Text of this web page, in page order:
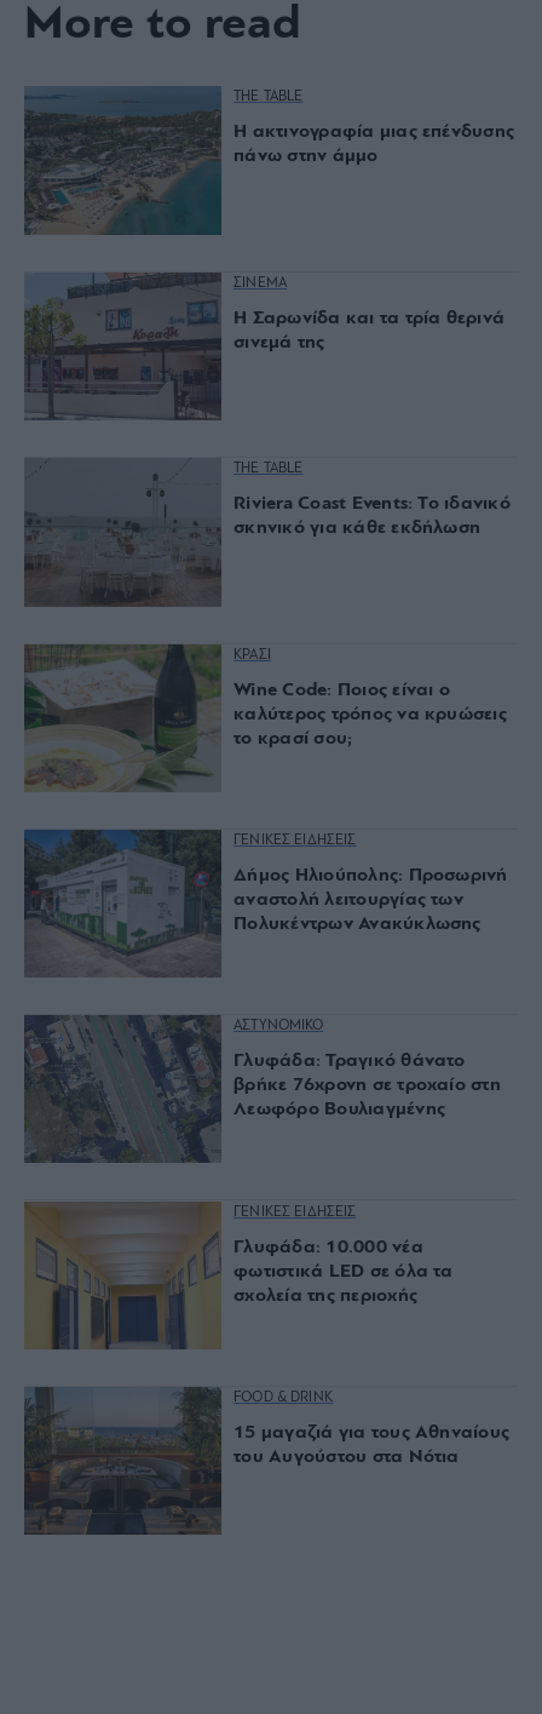
More to read
THE TABLE
Η ακτινογραφία μιας επένδυσης
πάνω στην άμμο
ΣΙΝΕΜΑ
Η Σαρωνίδα και τα τρία θερινά
σινεμά της
THE TABLE
Riviera Coast Events: Το ιδανικό
σκηνικό για κάθε εκδήλωση
ΚΡΑΣΙ
Wine Code: Ποιος είναι ο
καλύτερος τρόπος να κρυώσεις
το κρασί σου;
ΓΕΝΙΚΕΣ ΕΙΔΗΣΕΙΣ
Δήμος Ηλιούπολης: Προσωρινή
αναστολή λειτουργίας των
Πολυκέντρων Ανακύκλωσης
ΑΣΤΥΝΟΜΙΚΟ
Γλυφάδα: Τραγικό θάνατο
βρήκε 76χρονη σε τροχαίο στη
Λεωφόρο Βουλιαγμένης
ΓΕΝΙΚΕΣ ΕΙΔΗΣΕΙΣ
Γλυφάδα: 10.000 νέα
φωτιστικά LED σε όλα τα
σχολεία της περιοχής
FOOD & DRINK
15 μαγαζιά για τους Αθηναίους
του Αυγούστου στα Νότια